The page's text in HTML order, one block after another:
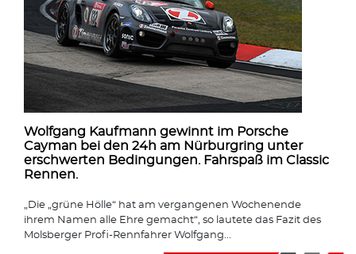
Wolfgang Kaufmann gewinnt im Porsche
Cayman bei den 24h am Nürburgring unter
erschwerten Bedingungen. Fahrspaß im Classic
Rennen.
„Die „grüne Hölle“ hat am vergangenen Wochenende
ihrem Namen alle Ehre gemacht“, so lautete das Fazit des
Molsberger Profi-Rennfahrer Wolfgang...